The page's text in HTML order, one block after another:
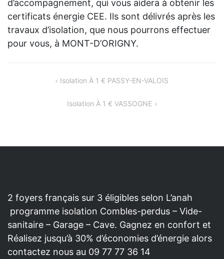
d’accompagnement, qui vous aidera à obtenir les
certificats énergie CEE. Ils sont délivrés après les
travaux d’isolation, que nous pourrons effectuer
pour vous, à MONT-D’ORIGNY.
NAVIGATIONIsolation À 1 € PASSY-EN-VALOIS
Isolation À 1 € VASSOGNE
2 foyers français sur 3 éligibles selon L’anah
programme isolation Combles-perdus – Vide-
sanitaire – Garage – Cave. Gagnez en confort et
Réalisez jusqu’à 30% d’économies d’énergie alors
contactez nous au 09 77 77 36 14